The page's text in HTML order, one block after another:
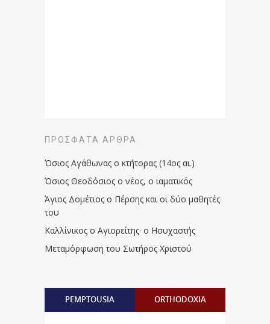
ΠΡΌΣΦΑΤΑ ΆΡΘΡΑ
Όσιος Αγάθωνας ο κτήτορας (14ος αι.)
Όσιος Θεοδόσιος ο νέος, ο ιαματικός
Άγιος Δομέτιος ο Πέρσης και οι δύο μαθητές
του
Καλλίνικος ο Αγιορείτης · ο Ησυχαστής
Μεταμόρφωση του Σωτήρος Χριστού
PEMPTOUSIA ORTHODOXIA